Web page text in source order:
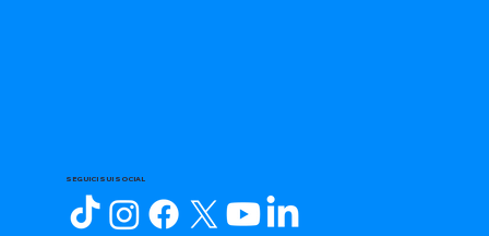
SEGUICI SUI SOCIAL